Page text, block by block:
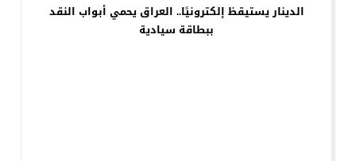
الدينار يستيقظ إلكترونيًا.. العراق يحمي أبواب النقد
ببطاقة سيادية